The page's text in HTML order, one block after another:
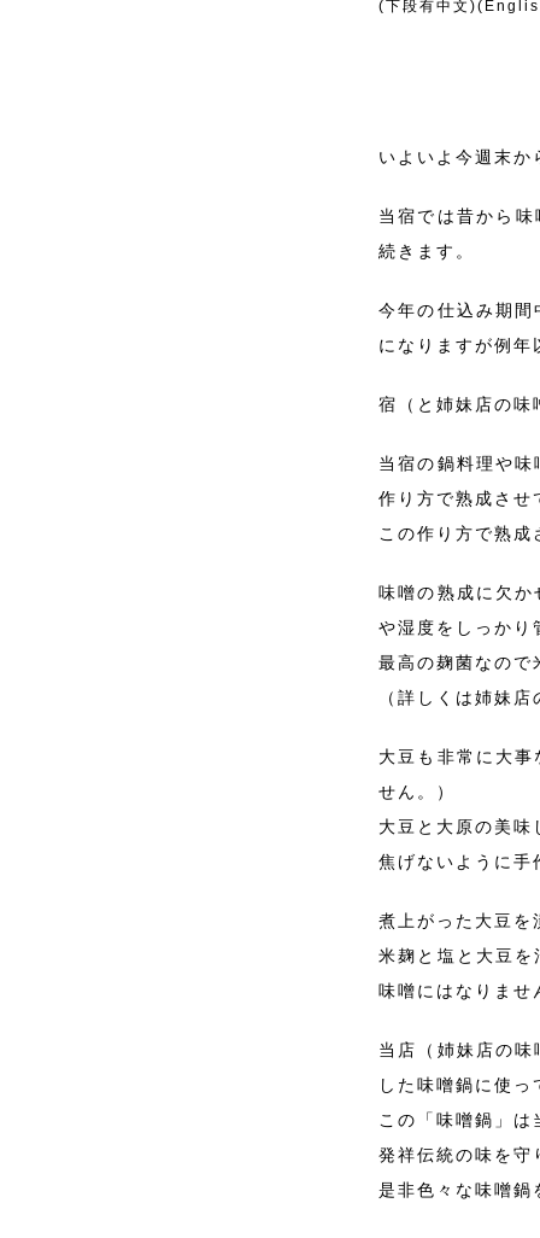
(下段有中文
いよいよ今週末
当宿では昔から
続きます。
今年の仕込み期
になりますが例
宿（と姉妹店の味
当宿の鍋料理や
作り方で熟成させ
この作り方で熟
味噌の熟成に欠
や湿度をしっかり
最高の麹菌なので
（詳しくは姉妹
大豆も非常に大
せん。）
大豆と大原の美
焦げないように手
煮上がった大豆を
米麹と塩と大豆
味噌にはなりませ
当店（姉妹店の
した味噌鍋に使っ
この「味噌鍋」
発祥伝統の味を守
是非色々な味噌鍋